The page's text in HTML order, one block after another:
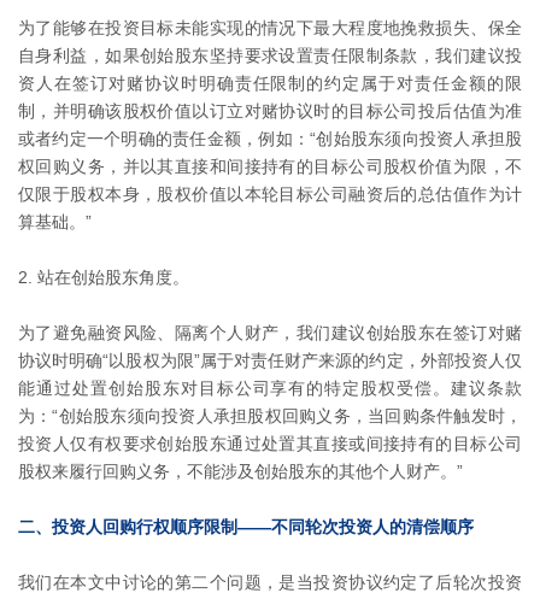
为了能够在投资目标未能实现的情况下最大程度地挽救损失、保全
自身利益，如果创始股东坚持要求设置责任限制条款，我们建议投
资人在签订对赌协议时明确责任限制的约定属于对责任金额的限
制，并明确该股权价值以订立对赌协议时的目标公司投后估值为准
或者约定一个明确的责任金额，例如：“创始股东须向投资人承担股
权回购义务，并以其直接和间接持有的目标公司股权价值为限，不
仅限于股权本身，股权价值以本轮目标公司融资后的总估值作为计
算基础。”
2. 站在创始股东角度。
为了避免融资风险、隔离个人财产，我们建议创始股东在签订对赌
协议时明确“以股权为限”属于对责任财产来源的约定，外部投资人仅
能通过处置创始股东对目标公司享有的特定股权受偿。建议条款
为：“创始股东须向投资人承担股权回购义务，当回购条件触发时，
投资人仅有权要求创始股东通过处置其直接或间接持有的目标公司
股权来履行回购义务，不能涉及创始股东的其他个人财产。”
二、投资人回购行权顺序限制——不同轮次投资人的清偿顺序
我们在本文中讨论的第二个问题，是当投资协议约定了后轮次投资